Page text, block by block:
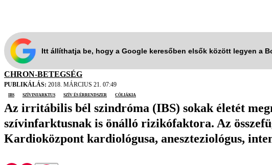
Itt állíthatja be, hogy a Google keresőben elsők között legyen a
CHRON-BETEGSÉG
PUBLIKÁLÁS: 2018. MÁRCIUS 21. 07:49
IBS
szívinfarktus szív és érrendszer cöliákia
Az irritábilis bél szindróma (IBS) sokak életét
szívinfarktusnak is önálló rizikófaktora. Az
Kardioközpont kardiológusa, aneszteziológus,